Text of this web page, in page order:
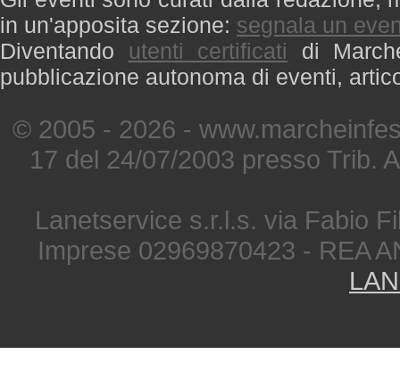
in un'apposita sezione: segnala un
Diventando utenti certificati di
pubblicazione autonoma di eventi,
© 2005 - 2026 -
17 del 24/07/2003 presso Trib.
Lanetservice s.r.l.s. via Fabio
Imprese 02969870423 - REA